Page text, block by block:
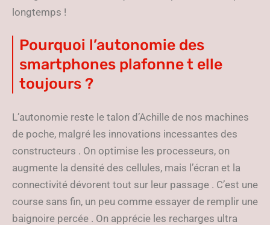
longtemps !
Pourquoi l’autonomie des
smartphones plafonne t elle
toujours ?
L’autonomie reste le talon d’Achille de nos machines
de poche, malgré les innovations incessantes des
constructeurs . On optimise les processeurs, on
augmente la densité des cellules, mais l’écran et la
connectivité dévorent tout sur leur passage . C’est une
course sans fin, un peu comme essayer de remplir une
baignoire percée . On apprécie les recharges ultra